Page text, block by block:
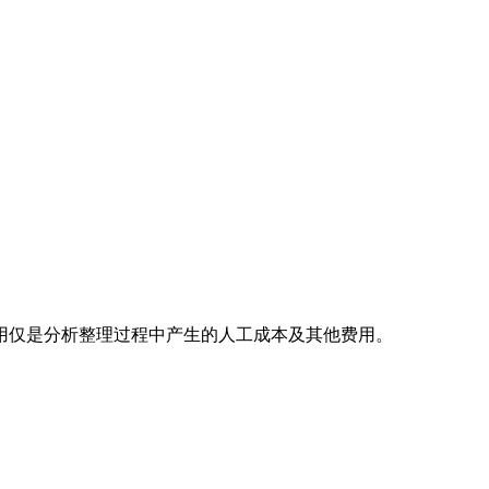
是分析整理过程中产生的人工成本及其他费用。